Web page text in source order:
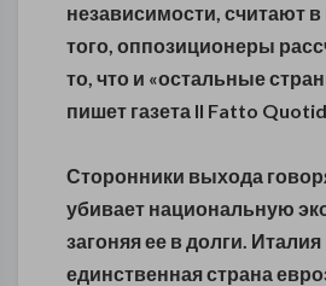
независимости, считают
того, оппозиционеры
то, что и «остальные
пишет газета Il Fatto
Сторонники выхода
убивает национальную
загоняя ее в долги. Италия
единственная страна